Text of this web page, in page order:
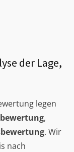
der Lage,
legen
,
. Wir
nach